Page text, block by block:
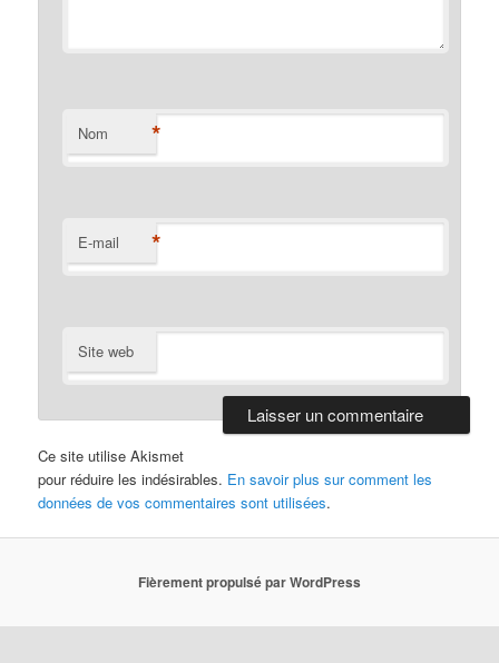
Nom *
E-mail *
Site web
Ce site utilise Akismet
pour réduire les indésirables. En savoir plus sur comment les
données de vos commentaires sont utilisées.
Fièrement propulsé par WordPress